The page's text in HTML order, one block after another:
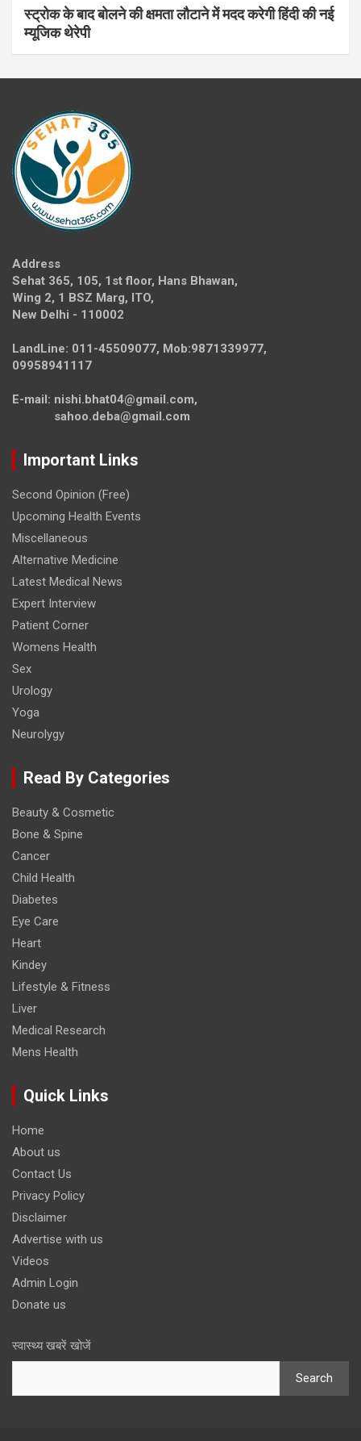
स्ट्रोक के बाद बोलने की क्षमता लौटाने में मदद करेगी हिंदी की नई
म्यूजिक थेरेपी
Address
Sehat 365, 105, 1st floor, Hans Bhawan,
Wing 2, 1 BSZ Marg, ITO,
New Delhi - 110002
LandLine: 011-45509077, Mob:9871339977,
09958941117
E-mail: nishi.bhat04@gmail.com,
sahoo.deba@gmail.com
Important Links
Second Opinion (Free)
Upcoming Health Events
Miscellaneous
Alternative Medicine
Latest Medical News
Expert Interview
Patient Corner
Womens Health
Sex
Urology
Yoga
Neurolygy
Read By Categories
Beauty & Cosmetic
Bone & Spine
Cancer
Child Health
Diabetes
Eye Care
Heart
Kindey
Lifestyle & Fitness
Liver
Medical Research
Mens Health
Quick Links
Home
About us
Contact Us
Privacy Policy
Disclaimer
Advertise with us
Videos
Admin Login
Donate us
स्वास्थ्य खबरें खोजें
Search